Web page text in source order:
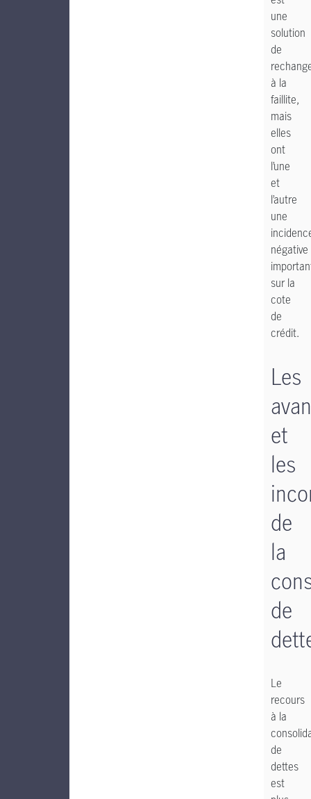
une
solution
de
à la
faillite,
mais
elles
ont
l’une
et
l’autre
une
négative
sur la
cote
de
crédit.
Les
et
les
de
la
de
Le
recours
à la
de
dettes
est